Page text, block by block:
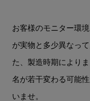
お客様のモニター環
が実物と多少異なっ
た、製造時期により
名が若干変わる可能
いませ。